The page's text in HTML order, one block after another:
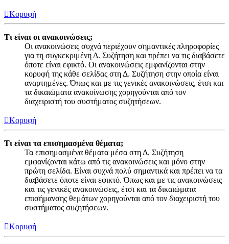
Κορυφή
Τι είναι οι ανακοινώσεις;
Οι ανακοινώσεις συχνά περιέχουν σημαντικές πληροφορίες
για τη συγκεκριμένη Δ. Συζήτηση και πρέπει να τις διαβάσετε
όποτε είναι εφικτό. Οι ανακοινώσεις εμφανίζονται στην
κορυφή της κάθε σελίδας στη Δ. Συζήτηση στην οποία είναι
αναρτημένες. Όπως και με τις γενικές ανακοινώσεις, έτσι και
τα δικαιώματα ανακοίνωσης χορηγούνται από τον
διαχειριστή του συστήματος συζητήσεων.
Κορυφή
Τι είναι τα επισημασμένα θέματα;
Τα επισημασμένα θέματα μέσα στη Δ. Συζήτηση
εμφανίζονται κάτω από τις ανακοινώσεις και μόνο στην
πρώτη σελίδα. Είναι συχνά πολύ σημαντικά και πρέπει να τα
διαβάσετε όποτε είναι εφικτό. Όπως και με τις ανακοινώσεις
και τις γενικές ανακοινώσεις, έτσι και τα δικαιώματα
επισήμανσης θεμάτων χορηγούνται από τον διαχειριστή του
συστήματος συζητήσεων.
Κορυφή